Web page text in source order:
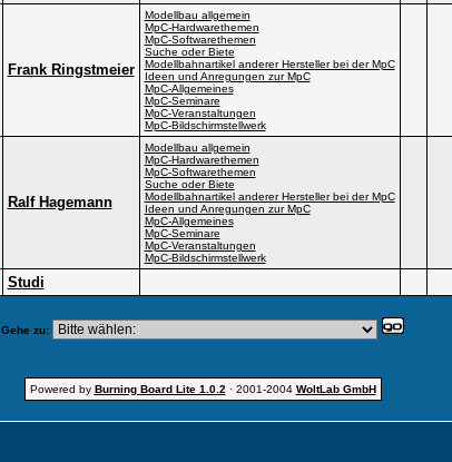
Frank Ringstmeier
Modellbau allgemein
MpC-Hardwarethemen
MpC-Softwarethemen
Suche oder Biete
Modellbahnartikel anderer Hersteller bei der MpC
Ideen und Anregungen zur MpC
MpC-Allgemeines
MpC-Seminare
MpC-Veranstaltungen
MpC-Bildschirmstellwerk
Ralf Hagemann
Modellbau allgemein
MpC-Hardwarethemen
MpC-Softwarethemen
Suche oder Biete
Modellbahnartikel anderer Hersteller bei der MpC
Ideen und Anregungen zur MpC
MpC-Allgemeines
MpC-Seminare
MpC-Veranstaltungen
MpC-Bildschirmstellwerk
Studi
Gehe zu:
Powered by Burning Board Lite 1.0.2 · 2001-2004 WoltLab GmbH